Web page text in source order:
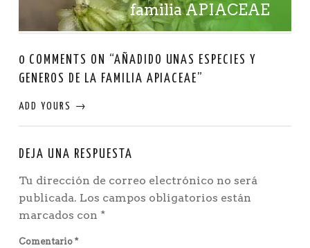
familia APIACEAE
0 COMMENTS ON “AÑADIDO UNAS ESPECIES Y
GENEROS DE LA FAMILIA APIACEAE”
ADD YOURS →
DEJA UNA RESPUESTA
Tu dirección de correo electrónico no será
publicada. Los campos obligatorios están
marcados con *
Comentario *